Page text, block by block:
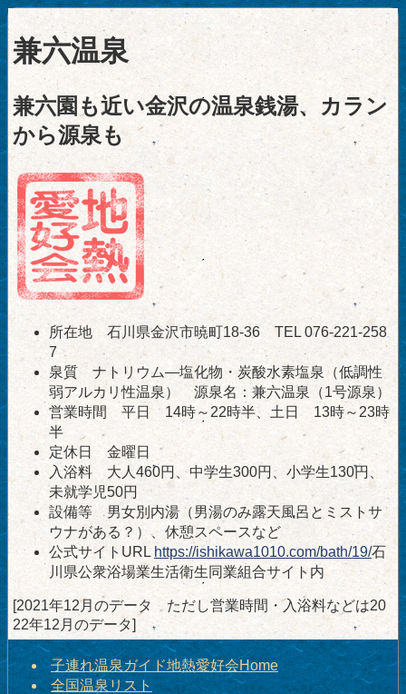
兼六温泉
兼六園も近い金沢の温泉銭湯、カラン
から源泉も
所在地 石川県金沢市暁町18-36 TEL 076-221-258
7
泉質 ナトリウム―塩化物・炭酸水素塩泉（低調性
弱アルカリ性温泉） 源泉名：兼六温泉（1号源泉）
営業時間 平日 14時～22時半、土日 13時～23時
半
定休日 金曜日
入浴料 大人460円、中学生300円、小学生130円、
未就学児50円
設備等 男女別内湯（男湯のみ露天風呂とミストサ
ウナがある？）、休憩スペースなど
公式サイトURL https://ishikawa1010.com/bath/19/石
川県公衆浴場業生活衛生同業組合サイト内
[2021年12月のデータ ただし営業時間・入浴料などは20
22年12月のデータ]
子連れ温泉ガイド地熱愛好会Home
全国温泉リスト